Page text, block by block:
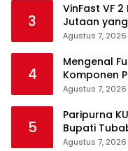
3
VinFast VF
Jutaan
Motor
Agustus 7, 2026
4
Mengenal
Komponen
Agustus 7, 2026
5
Paripurna
Bupati
Daerah
Agustus 7, 2026